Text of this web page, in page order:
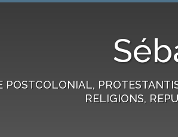
POSTCOLONIAL,
RELIGIONS,